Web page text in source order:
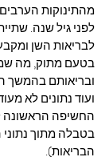
מהתינוקות
לפני גיל שנה.
לבריאות השן
בטעם מתוק, מה
ובריאותם בהמשך
ועוד נתונים לא
החשיפה הראשונה
בטבלה מתוך
הבריאות).